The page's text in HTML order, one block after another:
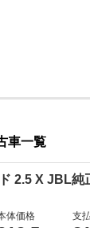
車一覧
2.5 X JBL
体価格 支